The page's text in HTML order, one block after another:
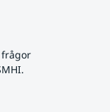
frågor